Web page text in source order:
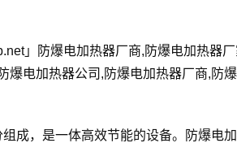
」防爆电加热器厂商,防爆电加热器
爆电加热器公司,防爆电加热器厂商,防
成，是一体高效节能的设备。防爆电